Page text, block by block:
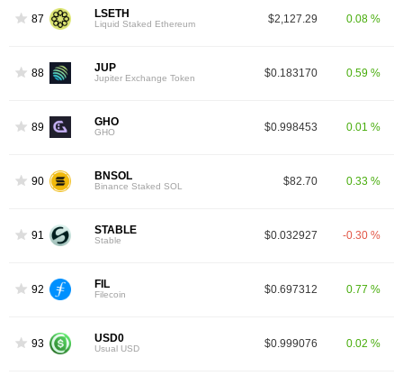
87 LSETH
Liquid Staked Ethereum $2,127.29 0.08 %
88 JUP
Jupiter Exchange Token $0.183170 0.59 %
89 GHO
GHO $0.998453 0.01 %
90 BNSOL
Binance Staked SOL $82.70 0.33 %
91 STABLE
Stable $0.032927 -0.30 %
92 FIL
Filecoin $0.697312 0.77 %
93 USD0
Usual USD $0.999076 0.02 %